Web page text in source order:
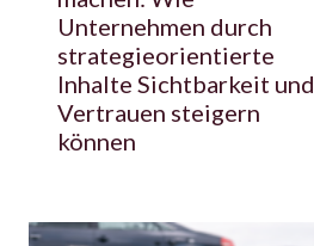
Unternehmen durch
strategieorientierte
Inhalte Sichtbarkeit und
Vertrauen steigern
können